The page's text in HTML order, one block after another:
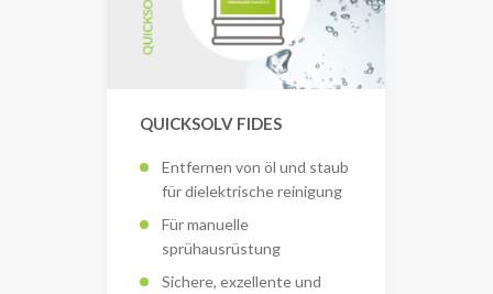
QUICKSOLV FIDES
Entfernen von öl und staub
für dielektrische reinigung
Für manuelle
sprühausrüstung
Sichere, exzellente und